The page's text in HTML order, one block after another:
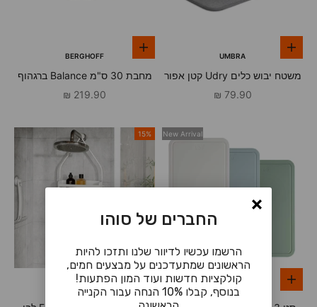
הוספה לסל UMBRA
משטח יבוש כלים Udry קטן אפור
מחיר מבצע
79.90 ₪
הוספה לסלBERGHOFF
מחבת 30 ס"מ Balance ברגהוף
מחיר מבצע
219.90 ₪
New Arrival
הוספה לסל BERGHOFF
15%
הוספה לסלUMBRA
החברים של סוהו
הרשמו עכשיו לדיוור שלנו ותזכו להיות
הראשונים שמתעדכנים על מבצעים חמים,
קולקציות חדשות ועוד המון הפתעות!
בנוסף, קבלו 10% הנחה עבור הקנייה